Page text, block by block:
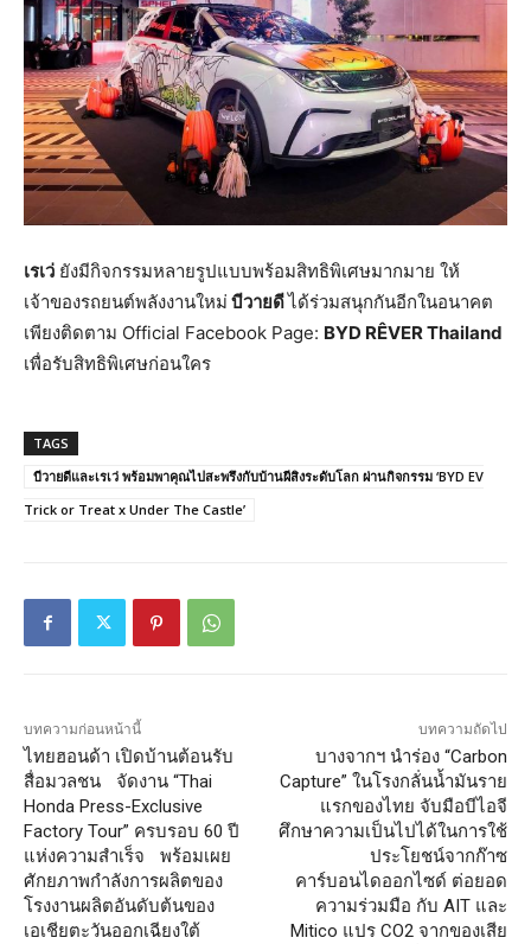
เรเว่ ยังมีกิจกรรมหลายรูปแบบพร้อมสิทธิพิเศษมากมาย ให้
เจ้าของรถยนต์พลังงานใหม่ บีวายดีได้ร่วมสนุกกันอีกในอนาคต
เพียงติดตาม Official Facebook Page: BYD RÊVER Thailand
เพื่อรับสิทธิพิเศษก่อนใคร
TAGS
บีวายดีและเรเว่ พร้อมพาคุณไปสะพรึงกับบ้านผีสิงระดับโลก ผ่านกิจกรรม ‘BYD EV
Trick or Treat x Under The Castle’
บทความก่อนหน้านี้
ไทยฮอนด้า เปิดบ้านต้อนรับ
สื่อมวลชน จัดงาน “Thai
Honda Press-Exclusive
Factory Tour” ครบรอบ 60 ปี
แห่งความสำเร็จ พร้อมเผย
ศักยภาพกำลังการผลิตของ
โรงงานผลิตอันดับต้นของ
เอเชียตะวันออกเฉียงใต้
บทความถัดไป
บางจากฯ นำร่อง “Carbon
Capture” ในโรงกลั่นน้ำมันราย
แรกของไทย จับมือบีไอจี
ศึกษาความเป็นไปได้ในการใช้
ประโยชน์จากก๊าซ
คาร์บอนไดออกไซด์ ต่อยอด
ความร่วมมือ กับ AIT และ
Mitico แปร CO2 จากของเสีย